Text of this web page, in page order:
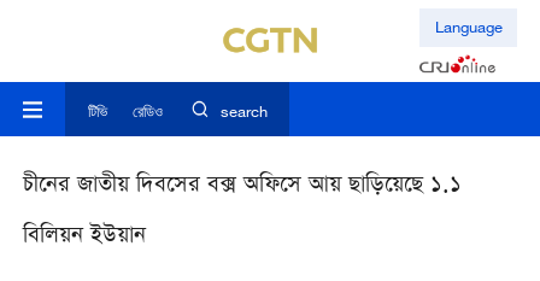
Language
টিভি রেডিও search
চীনের জাতীয় দিবসের বক্স অফিসে আয় ছাড়িয়েছে ১.১
বিলিয়ন ইউয়ান